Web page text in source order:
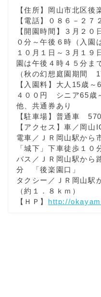
【住所】岡山市北区後
【電話】０８６－２７
【開園時間】３月２０
０分～午後６時（入園
１０月１日～３月１９
園は午後４時４５分ま
（秋の幻想庭園期間
【入園料】大人15歳～
４００円 シニア65歳
他、共通券あり
【駐車場】普通車
【アクセス】車／岡山
電車／ＪＲ岡山駅か
「城下」下車徒歩１０
バス／ＪＲ岡山駅から
分 「後楽園口」
タクシー／ＪＲ岡山駅
（約１．８ｋｍ）
【ＨＰ】 http://